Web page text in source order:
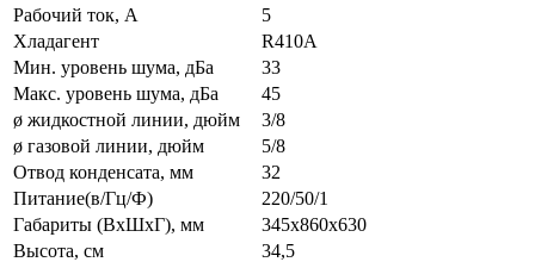
Рабочий ток, А
5
Хладагент
R410A
Мин. уровень шума, дБа
33
Макс. уровень шума, дБа
45
ø жидкостной линии, дюйм
3/8
ø газовой линии, дюйм
5/8
Отвод конденсата, мм
32
Питание(в/Гц/Ф)
220/50/1
Габариты (ВxШxГ), мм
345x860x630
Высота, см
34,5